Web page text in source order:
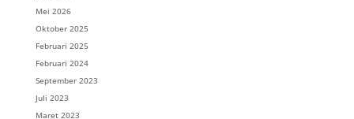
Mei 2026
Oktober 2025
Februari 2025
Februari 2024
September 2023
Juli 2023
Maret 2023